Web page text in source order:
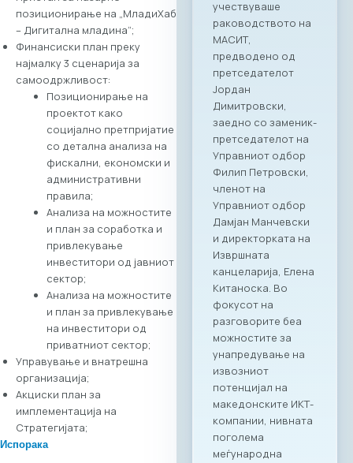
позиционирање на „МладиХаб
– Дигитална младина“;
Финансиски план преку
најмалку 3 сценарија за
самоодржливост:
Позиционирање на
проектот како
социјално претпријатие
со детална анализа на
фискални, економски и
административни
правила;
Анализа на можностите
и план за соработка и
привлекување
инвеститори од јавниот
сектор;
Анализа на можностите
и план за привлекување
на инвеститори од
приватниот сектор;
Управување и внатрешна
организација;
Акциски план за
имплементација на
Стратегијата;
Испорака
првиот
македонско-грчки
„Digital Bridge &
Business ICT Forum“.
Овој форум
претставува прва
организирана
„business bridge“
платформа помеѓу
македонскиот и
грчкиот ИКТ
сектор, со цел
поттикнување на
регионалниот
раст, отворање
нови пазари и
воспоставување
директни
партнерства
помеѓу компаниите
од двете земји.
Програма на
настанот Настанот
ќе биде отворен со
обраќања на
високо
министерско и
амбасадорско